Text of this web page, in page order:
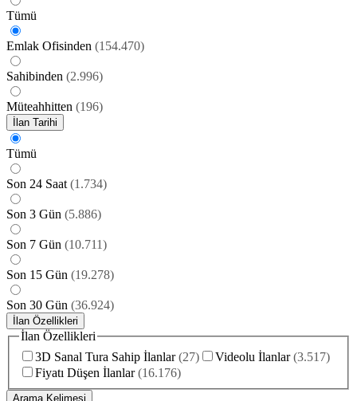
Tümü
Emlak Ofisinden (154.470)
Sahibinden (2.996)
Müteahhitten (196)
İlan Tarihi
Tümü
Son 24 Saat (1.734)
Son 3 Gün (5.886)
Son 7 Gün (10.711)
Son 15 Gün (19.278)
Son 30 Gün (36.924)
İlan Özellikleri
İlan Özellikleri
3D Sanal Tura Sahip İlanlar (27) Videolu İlanlar (3.517)
Fiyatı Düşen İlanlar (16.176)
Arama Kelimesi